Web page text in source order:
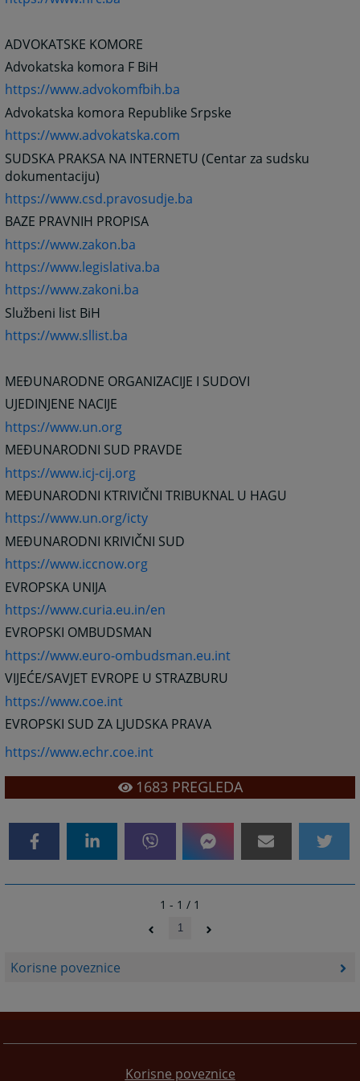
Korisne poveznice
ADVOKATSKE KOMORE
Advokatska komora F BiH
https://www.advokomfbih.ba
Advokatska komora Republike Srpske
https://www.advokatska.com
SUDSKA PRAKSA NA INTERNETU (Centar za sudsku
dokumentaciju)
https://www.csd.pravosudje.ba
BAZE PRAVNIH PROPISA
https://www.zakon.ba
https://www.legislativa.ba
https://www.zakoni.ba
Službeni list BiH
https://www.sllist.ba
MEĐUNARODNE ORGANIZACIJE I SUDOVI
UJEDINJENE NACIJE
https://www.un.org
MEĐUNARODNI SUD PRAVDE
https://www.icj-cij.org
MEĐUNARODNI KTRIVIČNI TRIBUKNAL U HAGU
https://www.un.org/icty
MEĐUNARODNI KRIVIČNI SUD
https://www.iccnow.org
EVROPSKA UNIJA
https://www.curia.eu.in/en
EVROPSKI OMBUDSMAN
https://www.euro-ombudsman.eu.int
VIJEĆE/SAVJET EVROPE U STRAZBURU
https://www.coe.int
EVROPSKI SUD ZA LJUDSKA PRAVA
https://www.echr.coe.int
1683PREGLEDA
1 - 1 / 1
1
Korisne poveznice